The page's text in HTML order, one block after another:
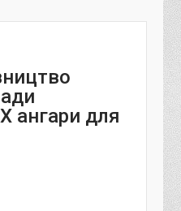
ангари для